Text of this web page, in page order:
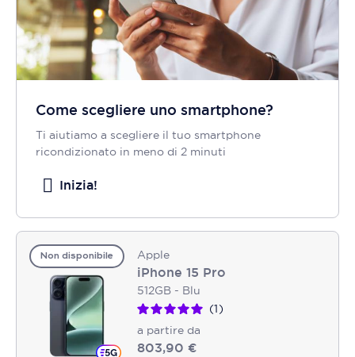
Come scegliere uno smartphone?
Ti aiutiamo a scegliere il tuo smartphone
ricondizionato in meno di 2 minuti
Inizia!
Non disponibile Apple
iPhone 15 Pro
512GB - Blu
1
a partire da
803,90 €